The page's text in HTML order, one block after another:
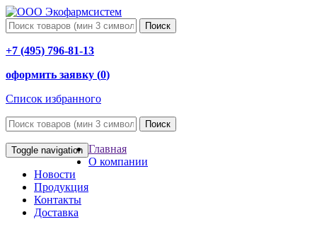
Поиск
+7 (495) 796-81-13
оформить заявку (0)
Список избранного
Поиск
Toggle navigation Главная
О компании
Новости
Продукция
Контакты
Доставка